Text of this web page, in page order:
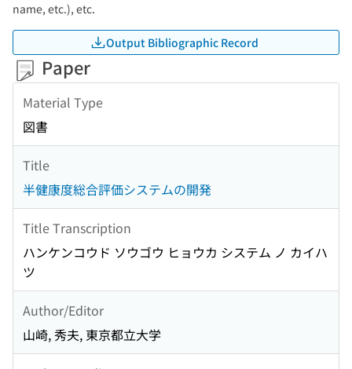
name, etc.), etc.
Output Bibliographic Record
Paper
Material Type
図書
Title
半健康度総合評価システムの開発
Title Transcription
ハンケンコウド ソウゴウ ヒョウカ システム ノ カイハ
ツ
Author/Editor
山崎, 秀夫, 東京都立大学